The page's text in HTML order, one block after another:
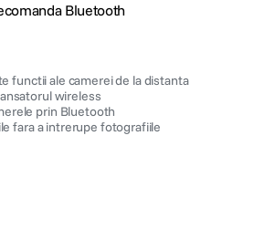
Bluetooth
functii ale camerei de la distanta
wireless
prin Bluetooth
fara a intrerupe fotografiile